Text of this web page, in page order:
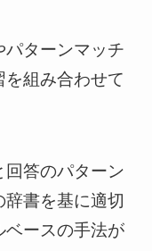
パターンマッチ
組み合わせて
答のパターン
書を基に適切
ベースの手法が